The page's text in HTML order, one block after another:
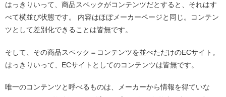
はっきりいって、商品スペックがコンテンツだとすると、それはす
べて横並び状態です。 内容はほぼメーカーページと同じ。コンテン
ツとして差別化できることは皆無です。
そして、その商品スペック＝コンテンツを並べただけのECサイト。
はっきりいって、ECサイトとしてのコンテンツは皆無です。
唯一のコンテンツと呼べるものは、メーカーから情報を得ていな